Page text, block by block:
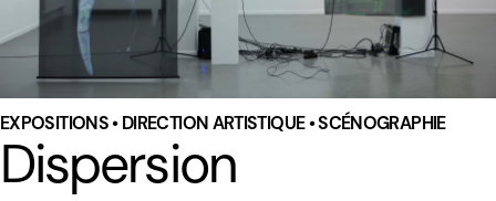
EXPOSITIONS • DIRECTION ARTISTIQUE • SCÉNOGRAPHIE
Dispersion